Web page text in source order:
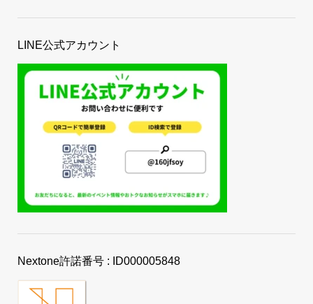
LINE公式アカウント
Nextone許諾番号 : ID000005848